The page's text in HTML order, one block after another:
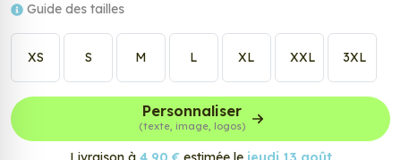
Guide des tailles
XS S M L XL XXL 3XL
Personnaliser
(texte, image, logos)